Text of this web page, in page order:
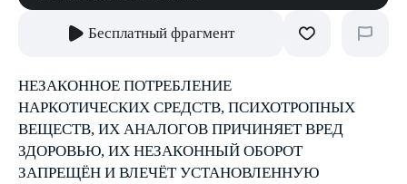
Бесплатный фрагмент
НЕЗАКОННОЕ ПОТРЕБЛЕНИЕ
НАРКОТИЧЕСКИХ СРЕДСТВ, ПСИХОТРОПНЫХ
ВЕЩЕСТВ, ИХ АНАЛОГОВ ПРИЧИНЯЕТ ВРЕД
ЗДОРОВЬЮ, ИХ НЕЗАКОННЫЙ ОБОРОТ
ЗАПРЕЩЁН И ВЛЕЧЁТ УСТАНОВЛЕННУЮ